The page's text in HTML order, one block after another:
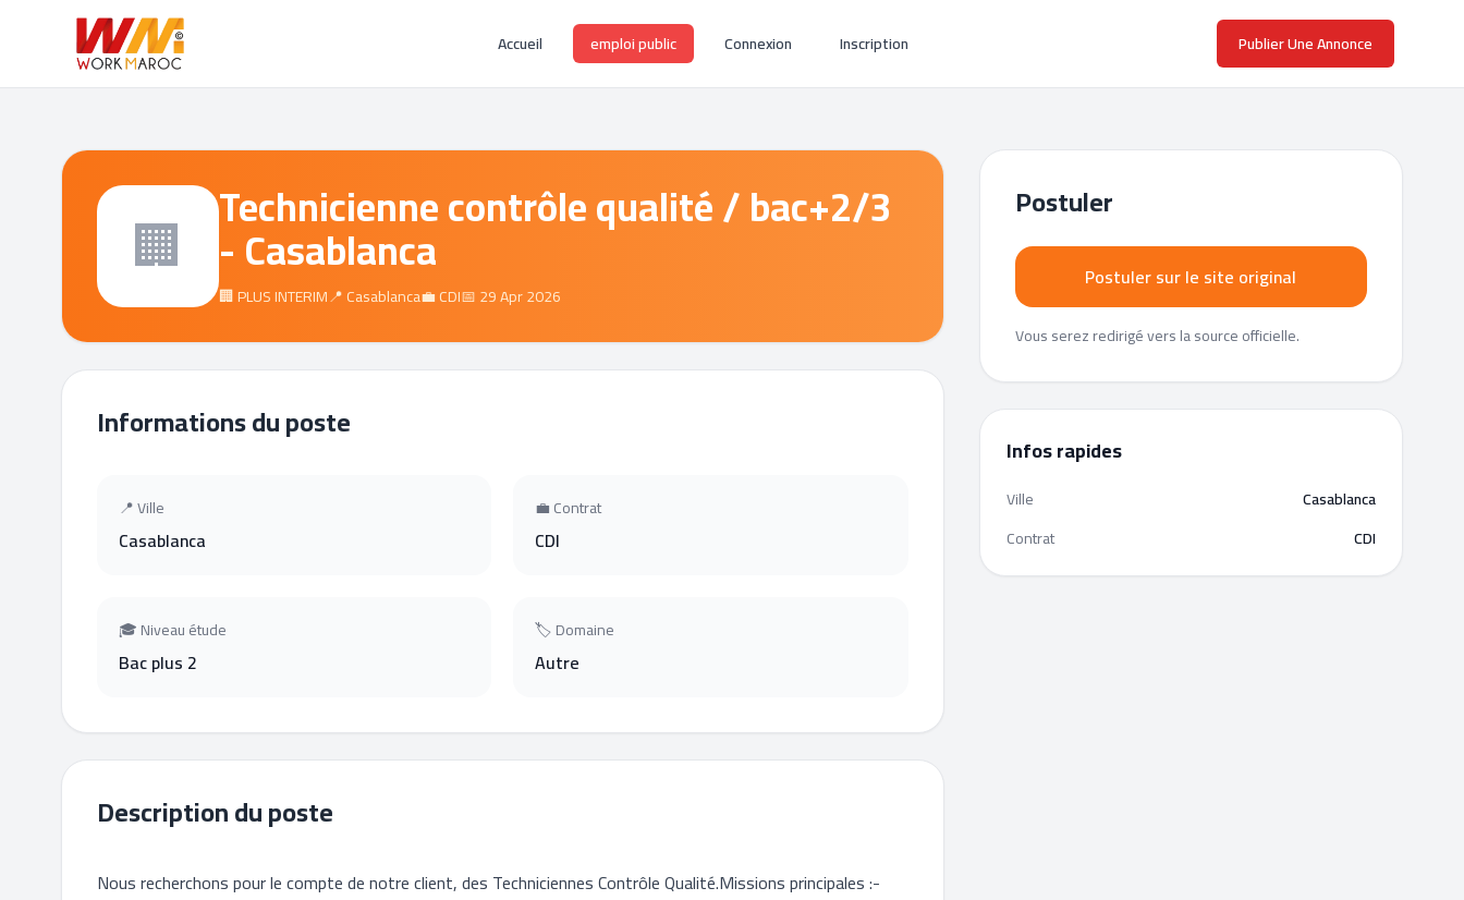
Accueil emploi public Connexion Inscription Publier Une Annonce
🏢 Technicienne contrôle qualité / bac+2/3
- Casablanca
🏢 PLUS INTERIM📍 Casablanca💼 CDI📅 29 Apr 2026
Informations du poste
📍 Ville
Casablanca
💼 Contrat
CDI
🎓 Niveau étude
Bac plus 2
🏷 Domaine
Autre
Description du poste
Nous recherchons pour le compte de notre client, des Techniciennes Contrôle Qualité.Missions principales :-
Postuler
Postuler sur le site original
Vous serez redirigé vers la source officielle.
Infos rapides
Ville
Casablanca
Contrat
CDI